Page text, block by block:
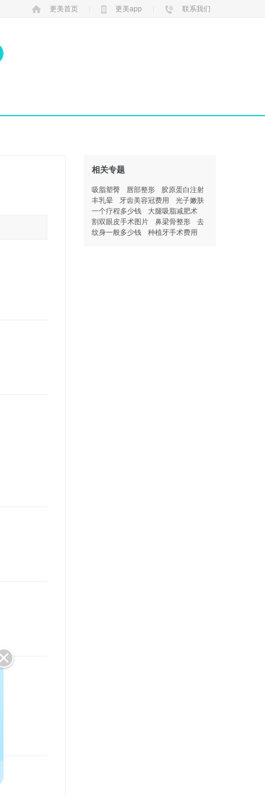
更美首页 更美app 联系我们
相关专题
吸脂塑臀 唇部整形
胶原蛋白注射
丰乳晕
牙齿美容冠费用
光子嫩肤
一个疗程多少钱
大腿吸脂减肥术
割双眼皮手术图片
鼻梁骨整形
去
纹身一般多少钱
种植牙手术费用